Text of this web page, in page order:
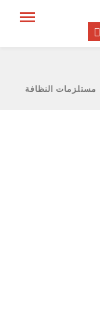
مستلزمات النظافة